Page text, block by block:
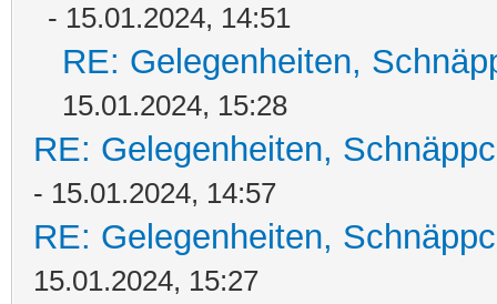
- 15.01.2024, 14:51
RE: Gelegenheiten,
15.01.2024, 15:28
RE: Gelegenheiten,
- 15.01.2024, 14:57
RE: Gelegenheiten,
15.01.2024, 15:27